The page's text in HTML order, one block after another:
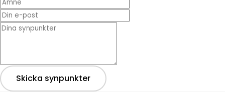
Din e-post
* Dina synpunkter
Skicka synpunkter